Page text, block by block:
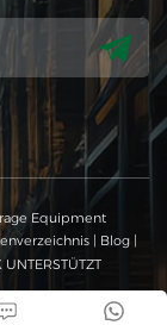
Equipment
| Blog|
UNTERSTÜTZT